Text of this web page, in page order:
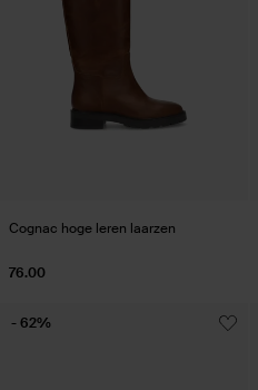
Cognac hoge leren laarzen
76.00
- 62%